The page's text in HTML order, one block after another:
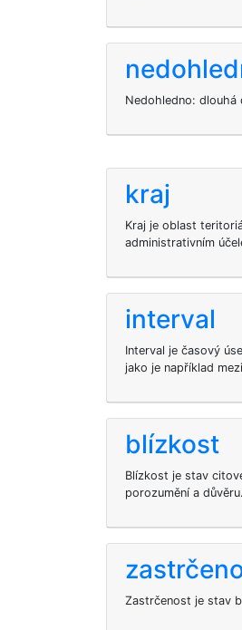
Nedohledno: dlouhá
kraj
Kraj je oblast
administrativním
interval
Interval je časový
jako je například
blízkost
Blízkost je stav
porozumění a důvěru.
Zastrčenost je stav